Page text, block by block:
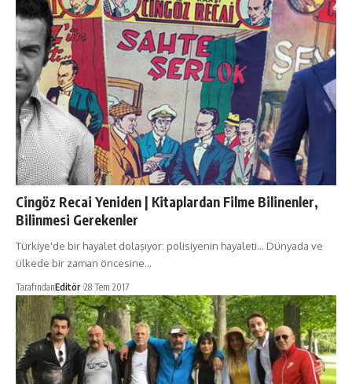
Cingöz Recai Yeniden | Kitaplardan Filme Bilinenler,
Bilinmesi Gerekenler
Türkiye'de bir hayalet dolaşıyor: polisiyenin hayaleti... Dünyada ve
ülkede bir zaman öncesine…
TarafındanEditör 28 Tem 2017